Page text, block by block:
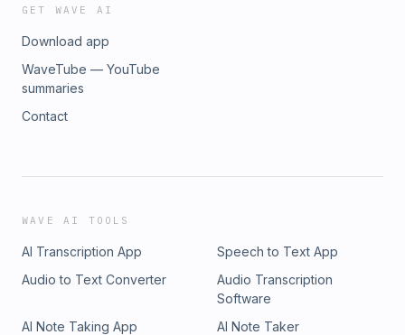
GET WAVE AI
Download app
WaveTube — YouTube
summaries
Contact
WAVE AI TOOLS
AI Transcription App
Speech to Text App
Audio to Text Converter
Audio Transcription
Software
AI Note Taking App
AI Note Taker